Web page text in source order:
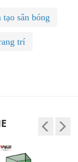
tạo sân bóng
trí